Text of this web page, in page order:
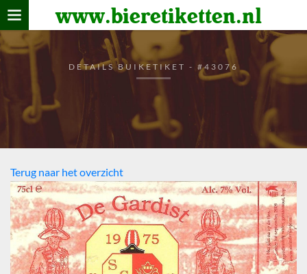
www.bieretiketten.nl
Home
verzamelen
De bierkaart
Bezoekers
DETAILS BUIKETIKET - #43076
Terug naar het overzicht